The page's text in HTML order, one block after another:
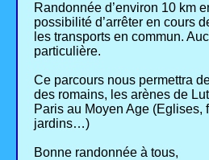
Randonnée d’environ 10 km
possibilité d’arrêter en cours
les transports en commun.
particulière.
Ce parcours nous permettra
des romains, les arènes de
Paris au Moyen Age (Eglises,
jardins…)
Bonne randonnée à tous,